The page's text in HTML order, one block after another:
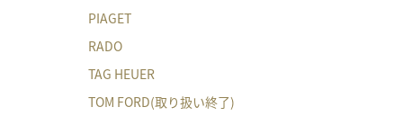
PIAGET
RADO
TAG HEUER
TOM FORD(取り扱い終了)